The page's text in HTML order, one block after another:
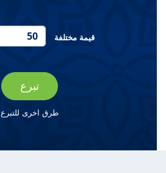
قيمة مختلفة
تبرع
طرق اخرى للتبرع